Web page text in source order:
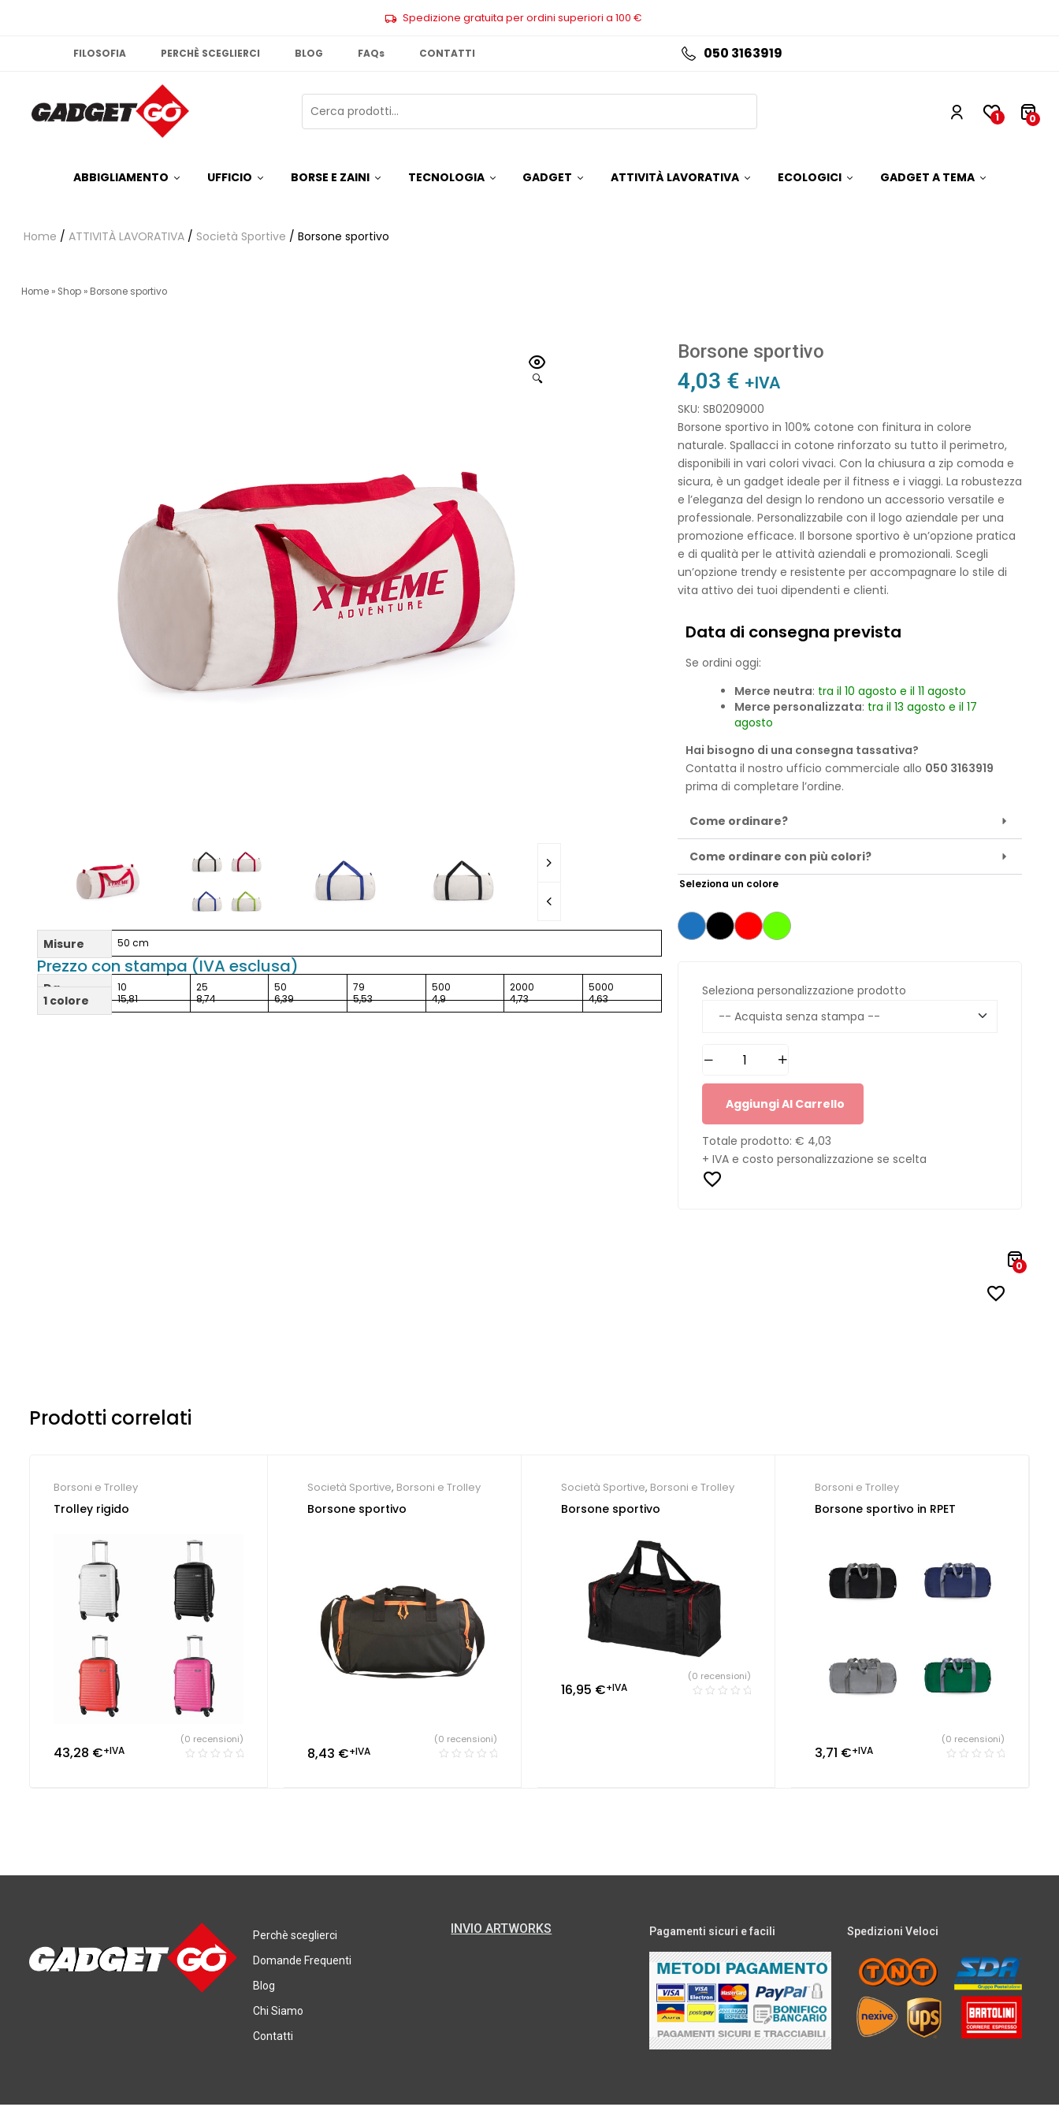
Spedizione gratuita per ordini superiori a 100 €
FILOSOFIA PERCHÈ SCEGLIERCI BLOG FAQs CONTATTI 050 3163919
1 0
ABBIGLIAMENTO UFFICIO BORSE E ZAINI TECNOLOGIA GADGET ATTIVITÀ LAVORATIVA ECOLOGICI GADGET A TEMA
Home / ATTIVITÀ LAVORATIVA / Società Sportive / Borsone sportivo
Home » Shop » Borsone sportivo
🔍
Misure 50 cm
Prezzo con stampa (IVA esclusa)
Da 10 25 50 79 500 2000 5000
1 colore 15,81 8,74 6,39 5,53 4,9 4,73 4,63
Borsone sportivo
4,03 € +IVA
SKU: SB0209000
Borsone sportivo in 100% cotone con finitura in colore
naturale. Spallacci in cotone rinforzato su tutto il perimetro,
disponibili in vari colori vivaci. Con la chiusura a zip comoda e
sicura, è un gadget ideale per il fitness e i viaggi. La robustezza
e l’eleganza del design lo rendono un accessorio versatile e
professionale. Personalizzabile con il logo aziendale per una
promozione efficace. Il borsone sportivo è un’opzione pratica
e di qualità per le attività aziendali e promozionali. Scegli
un’opzione trendy e resistente per accompagnare lo stile di
vita attivo dei tuoi dipendenti e clienti.
Data di consegna prevista
Se ordini oggi:
Merce neutra: tra il 10 agosto e il 11 agosto
Merce personalizzata: tra il 13 agosto e il 17
agosto
Hai bisogno di una consegna tassativa?
Contatta il nostro ufficio commerciale allo 050 3163919
prima di completare l’ordine.
Come ordinare?
Come ordinare con più colori?
Seleziona un colore
Seleziona personalizzazione prodotto
Aggiungi Al Carrello
Totale prodotto: € 4,03
+ IVA e costo personalizzazione se scelta
0
Prodotti correlati
Borsoni e Trolley
Trolley rigido
43,28 €+IVA
(0 recensioni)
Società Sportive, Borsoni e Trolley
Borsone sportivo
8,43 €+IVA
(0 recensioni)
Società Sportive, Borsoni e Trolley
Borsone sportivo
16,95 €+IVA
(0 recensioni)
Borsoni e Trolley
Borsone sportivo in RPET
3,71 €+IVA
(0 recensioni)
Perchè sceglierci
Domande Frequenti
Blog
Chi Siamo
Contatti
INVIO ARTWORKS Pagamenti sicuri e facili Spedizioni Veloci